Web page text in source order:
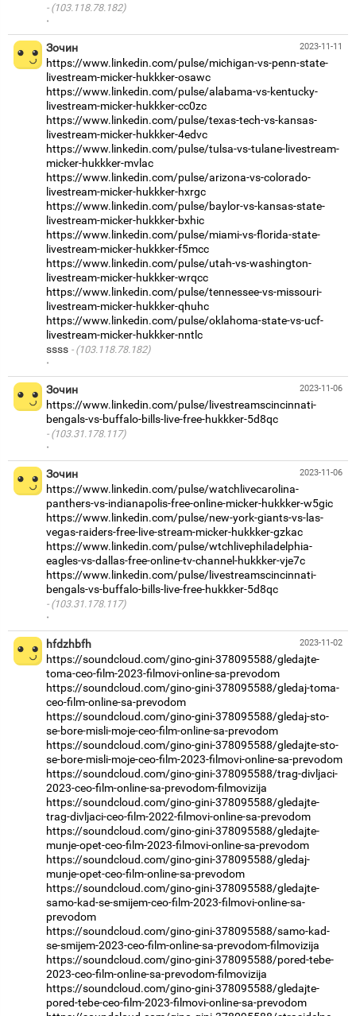
(103.118.78.182)
·
2023-11-11
Зочин
https://www.linkedin.com/pulse/michigan-vs-penn-state-
livestream-micker-hukkker-osawc
https://www.linkedin.com/pulse/alabama-vs-kentucky-
livestream-micker-hukkker-cc0zc
https://www.linkedin.com/pulse/texas-tech-vs-kansas-
livestream-micker-hukkker-4edvc
https://www.linkedin.com/pulse/tulsa-vs-tulane-livestream-
micker-hukkker-mvlac
https://www.linkedin.com/pulse/arizona-vs-colorado-
livestream-micker-hukkker-hxrgc
https://www.linkedin.com/pulse/baylor-vs-kansas-state-
livestream-micker-hukkker-bxhic
https://www.linkedin.com/pulse/miami-vs-florida-state-
livestream-micker-hukkker-f5mcc
https://www.linkedin.com/pulse/utah-vs-washington-
livestream-micker-hukkker-wrqcc
https://www.linkedin.com/pulse/tennessee-vs-missouri-
livestream-micker-hukkker-qhuhc
https://www.linkedin.com/pulse/oklahoma-state-vs-ucf-
livestream-micker-hukkker-nntlc
ssss
(103.118.78.182)
·
2023-11-06
Зочин
https://www.linkedin.com/pulse/livestreamscincinnati-
bengals-vs-buffalo-bills-live-free-hukkker-5d8qc
(103.31.178.117)
·
2023-11-06
Зочин
https://www.linkedin.com/pulse/watchlivecarolina-
panthers-vs-indianapolis-free-online-micker-hukkker-w5gic
https://www.linkedin.com/pulse/new-york-giants-vs-las-
vegas-raiders-free-live-stream-micker-hukkker-gzkac
https://www.linkedin.com/pulse/wtchlivephiladelphia-
eagles-vs-dallas-free-online-tv-channel-hukkker-vje7c
https://www.linkedin.com/pulse/livestreamscincinnati-
bengals-vs-buffalo-bills-live-free-hukkker-5d8qc
(103.31.178.117)
·
2023-11-02
hfdzhbfh
https://soundcloud.com/gino-gini-378095588/gledajte-
toma-ceo-film-2023-filmovi-online-sa-prevodom
https://soundcloud.com/gino-gini-378095588/gledaj-toma-
ceo-film-online-sa-prevodom
https://soundcloud.com/gino-gini-378095588/gledaj-sto-
se-bore-misli-moje-ceo-film-online-sa-prevodom
https://soundcloud.com/gino-gini-378095588/gledajte-sto-
se-bore-misli-moje-ceo-film-2023-filmovi-online-sa-prevodom
https://soundcloud.com/gino-gini-378095588/trag-divljaci-
2023-ceo-film-online-sa-prevodom-filmovizija
https://soundcloud.com/gino-gini-378095588/gledajte-
trag-divljaci-ceo-film-2022-filmovi-online-sa-prevodom
https://soundcloud.com/gino-gini-378095588/gledajte-
munje-opet-ceo-film-2023-filmovi-online-sa-prevodom
https://soundcloud.com/gino-gini-378095588/gledaj-
munje-opet-ceo-film-online-sa-prevodom
https://soundcloud.com/gino-gini-378095588/gledajte-
samo-kad-se-smijem-ceo-film-2023-filmovi-online-sa-
prevodom
https://soundcloud.com/gino-gini-378095588/samo-kad-
se-smijem-2023-ceo-film-online-sa-prevodom-filmovizija
https://soundcloud.com/gino-gini-378095588/pored-tebe-
2023-ceo-film-online-sa-prevodom-filmovizija
https://soundcloud.com/gino-gini-378095588/gledajte-
pored-tebe-ceo-film-2023-filmovi-online-sa-prevodom